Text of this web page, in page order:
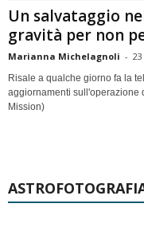
Un salvataggio
gravità per non
Marianna Michelagnoli -
Risale a qualche giorno fa la
aggiornamenti sull'operazione
Mission)